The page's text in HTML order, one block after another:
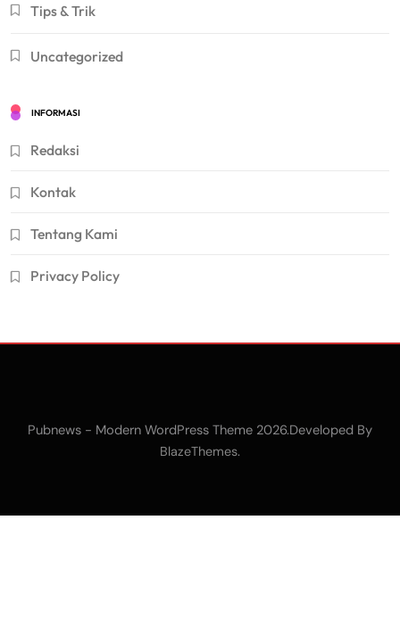
Tips & Trik
Uncategorized
INFORMASI
Redaksi
Kontak
Tentang Kami
Privacy Policy
Pubnews - Modern WordPress Theme 2026.Developed By
BlazeThemes.